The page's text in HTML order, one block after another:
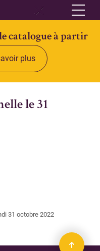
et sociales Ulm-
catalogue à partir
plus
le 31
31 octobre 2022